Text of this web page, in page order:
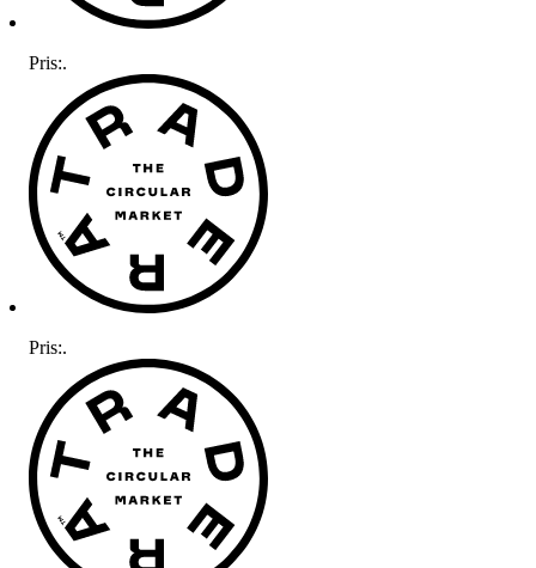
Pris:.
Pris:.